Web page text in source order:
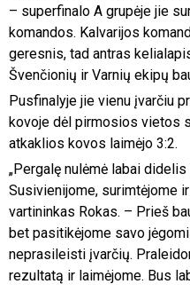
– superfinalo A grupėje jie
komandos. Kalvarijos
geresnis, tad antras
Švenčionių ir Varnių ekipų
Pusfinalyje jie vienu įvarčiu
kovoje dėl pirmosios vietos
atkaklios kovos laimėjo 3:2.
„Pergalę nulėmė labai
Susivienijome, surimtėjome
vartininkas Rokas. – Prieš
bet pasitikėjome savo
neprasileisti įvarčių.
rezultatą ir laimėjome. Bus